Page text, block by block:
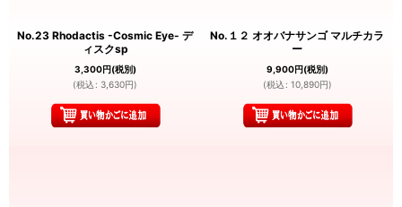
No.23 Rhodactis -Cosmic Eye- デ
ィスクsp
3,300円(税別)
(税込 : 3,630円)
No.１２ オオバナサンゴ マルチカラ
ー
9,900円(税別)
(税込 : 10,890円)